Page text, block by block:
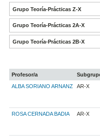
Grupo Teoría-Prácticas Z-X
Grupo Teoría-Prácticas 2A-X
Grupo Teoría-Prácticas 2B-X
Profesor/a
ALBA SORIANO ARNANZ
AR-X
ROSA CERNADA BADIA AR-X